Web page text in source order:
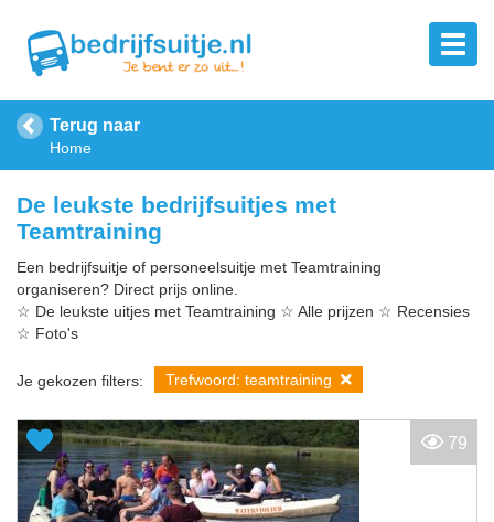
Terug naar
Home
De leukste bedrijfsuitjes met
Teamtraining
Een bedrijfsuitje of personeelsuitje met Teamtraining
organiseren? Direct prijs online.
☆ De leukste uitjes met Teamtraining ☆ Alle prijzen ☆ Recensies
☆ Foto's
Je gekozen filters: Trefwoord: teamtraining
79